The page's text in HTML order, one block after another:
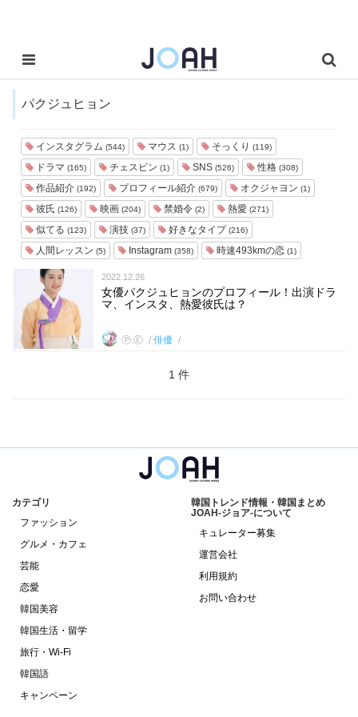
パクジュヒョン
インスタグラム (544) マウス (1) そっくり (119)
ドラマ (165) チェスビン (1) SNS (526) 性格 (308)
作品紹介 (192) プロフィール紹介 (679) オクジャヨン (1)
彼氏 (126) 映画 (204) 禁婚令 (2) 熱愛 (271)
似てる (123) 演技 (37) 好きなタイプ(216)
人間レッスン (5) Instagram (358) 時速493kmの恋 (1)
2022.12.26
女優パクジュヒョンのプロフィール！出演ドラ
マ、インスタ、熱愛彼氏は？
Ⓟ.Ⓔ 俳優
1 件
カテゴリ
ファッション
グルメ・カフェ
芸能
恋愛
韓国美容
韓国生活・留学
旅行・Wi-Fi
韓国語
キャンペーン
韓国トレンド情報・韓国まとめ
JOAH-ジョア-について
キュレーター募集
運営会社
利用規約
お問い合わせ